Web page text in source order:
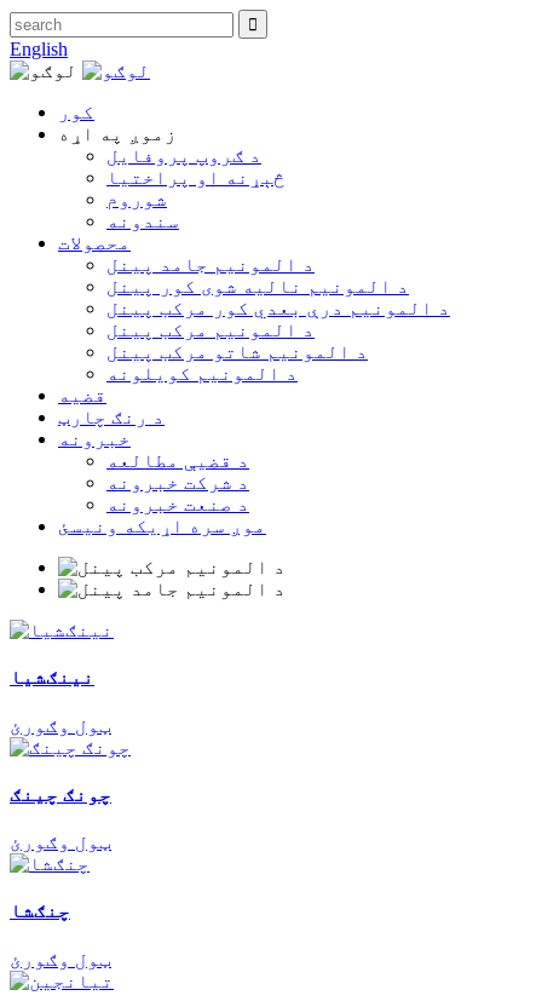
English
کور
زموږ په اړه
د ګروپ پروفایل
څېړنه او پراختیا
شوروم
سندونه
محصولات
د المونیم جامد پینل
د المونیم نالیه شوی کور پینل
د المونیم درې بعدي کور مرکب پینل
د المونیم مرکب پینل
د المونیم شاتو مرکب پینل
د المونیم کویلونه
قضیه
د رنګ چارټ
خبرونه
د قضیې مطالعه
د شرکت خبرونه
د صنعت خبرونه
موږ سره اړیکه ونیسئ
نينګشيا
ټول وګورئ
چونګ چینګ
ټول وګورئ
چنګشا
ټول وګورئ